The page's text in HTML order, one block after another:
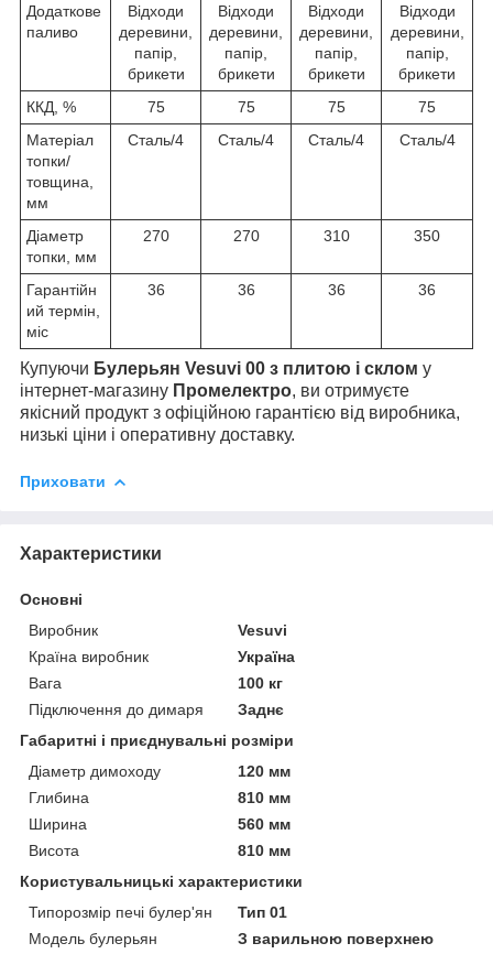
Додаткове
паливо
Відходи
деревини,
папір,
брикети
Відходи
деревини,
папір,
брикети
Відходи
деревини,
папір,
брикети
Відходи
деревини,
папір,
брикети
ККД, %
75 75 75
75
Матеріал
топки/
товщина,
мм
Сталь/4 Сталь/4 Сталь/4 Сталь/4
Діаметр
топки, мм
270 270 310 350
Гарантійн
ий термін,
міс
36 36 36 36
Купуючи Булерьян Vesuvi 00 з плитою і склом у
інтернет-магазину Промелектро, ви отримуєте
якісний продукт з офіційною гарантією від виробника,
низькі ціни і оперативну доставку.
Приховати
Характеристики
Основні
Виробник
Vesuvi
Країна виробник
Україна
Вага
100 кг
Підключення до димаря
Заднє
Габаритні і приєднувальні розміри
Діаметр димоходу
120 мм
Глибина
810 мм
Ширина
560 мм
Висота
810 мм
Користувальницькі характеристики
Типорозмір печі булер'ян
Тип 01
Модель булерьян
З варильною поверхнею